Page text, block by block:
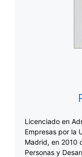
Licenciado en
Empresas por la
Madrid, en 2010
Personas y